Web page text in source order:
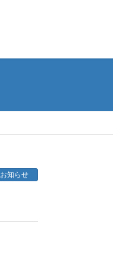
お知らせ